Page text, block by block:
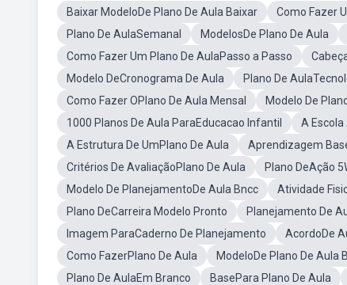
Baixar ModeloDe Plano De Aula Baixar Como Fazer
Plano De AulaSemanal
ModelosDe Plano De Aula
Como Fazer Um Plano De AulaPasso a Passo
Modelo DeCronograma De Aula
Plano De
Como Fazer OPlano De Aula Mensal
Modelo De
1000 Planos De Aula ParaEducacao Infantil
A
A Estrutura De UmPlano De Aula
Aprendizagem
Critérios De AvaliaçãoPlano De Aula
Plano DeAção
Modelo De PlanejamentoDe Aula Bncc
Atividade
Plano DeCarreira Modelo Pronto
Planejamento De
Imagem ParaCaderno De Planejamento
AcordoDe
Como FazerPlano De Aula
ModeloDe Plano De Aula
Plano De AulaEm Branco
BasePara Plano De Aula